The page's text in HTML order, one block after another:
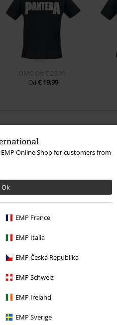
Online Shop for customers from
Ok
EMP France
EMP Italia
EMP Česká Republika
EMP Schweiz
EMP Ireland
EMP Sverige
OMC Od € 29,99
Od € 19,99
Jersey".